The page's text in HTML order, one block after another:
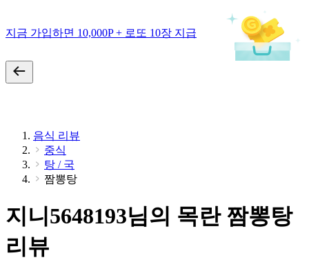
지금 가입하면 10,000P + 로또 10장 지급
음식 리뷰
중식
탕 / 국
짬뽕탕
지니5648193님의 목란 짬뽕탕
리뷰